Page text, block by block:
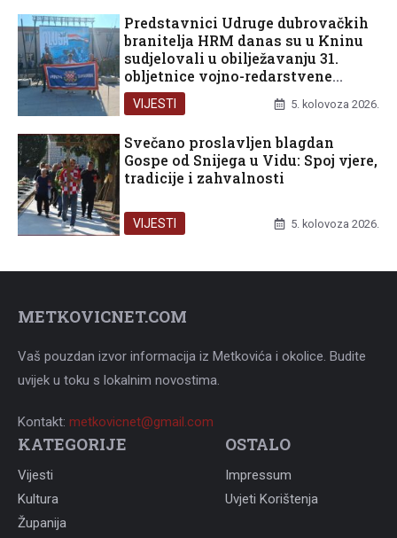
Predstavnici Udruge dubrovačkih
branitelja HRM danas su u Kninu
sudjelovali u obilježavanju 31.
obljetnice vojno-redarstvene
operacije Oluja
VIJESTI 5. kolovoza 2026.
Svečano proslavljen blagdan
Gospe od Snijega u Vidu: Spoj vjere,
tradicije i zahvalnosti
VIJESTI 5. kolovoza 2026.
METKOVICNET.COM
Vaš pouzdan izvor informacija iz Metkovića i okolice. Budite
uvijek u toku s lokalnim novostima.
Kontakt: metkovicnet@gmail.com
KATEGORIJE
Vijesti
Kultura
Županija
OSTALO
Impressum
Uvjeti Korištenja